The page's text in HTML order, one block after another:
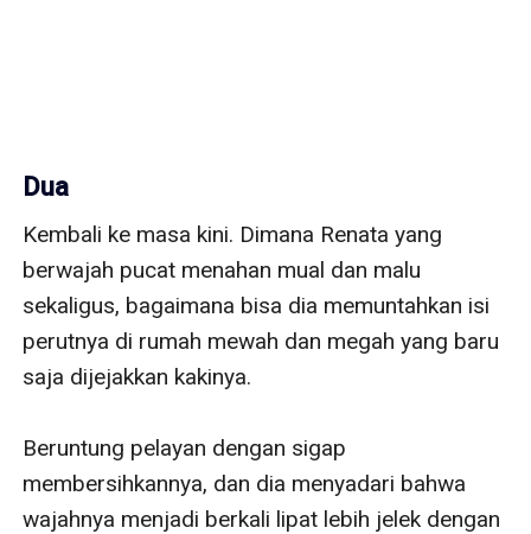
Dua
Kembali ke masa kini. Dimana Renata yang
berwajah pucat menahan mual dan malu
sekaligus, bagaimana bisa dia memuntahkan isi
perutnya di rumah mewah dan megah yang baru
saja dijejakkan kakinya.
Beruntung pelayan dengan sigap
membersihkannya, dan dia menyadari bahwa
wajahnya menjadi berkali lipat lebih jelek dengan